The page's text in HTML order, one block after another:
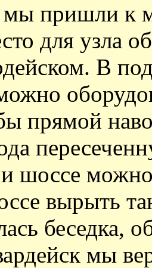
мы пришли к
для узла
В
прямой
шоссе
вырыть
беседка,
мы